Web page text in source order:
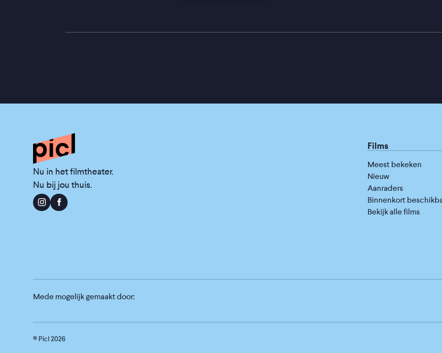
Nu in het filmtheater.
Nu bij jou thuis.
Films
Meest bekeken
Nieuw
Aanraders
Binnenkort
Bekijk alle films
Mede mogelijk gemaakt door:
© Picl2026